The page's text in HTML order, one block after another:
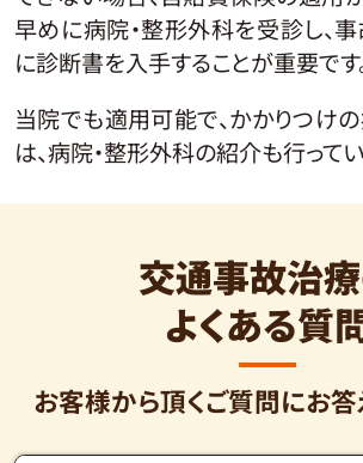
早めに病院・整形外科を受診し、
に診断書を入手することが重要です
当院でも適用可能で、かかりつけ
は、病院・整形外科の紹介も行ってい
交通事故治
よくある質
お客様から頂くご質問にお